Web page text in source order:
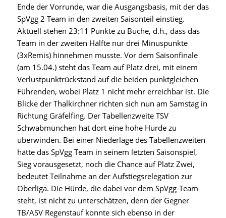
Ende der Vorrunde, war die Ausgangsbasis, mit der das
SpVgg 2 Team in den zweiten Saisonteil einstieg.
Aktuell stehen 23:11 Punkte zu Buche, d.h., dass das
Team in der zweiten Hälfte nur drei Minuspunkte
(3xRemis) hinnehmen musste. Vor dem Saisonfinale
(am 15.04.) steht das Team auf Platz drei, mit einem
Verlustpunktrückstand auf die beiden punktgleichen
Führenden, wobei Platz 1 nicht mehr erreichbar ist. Die
Blicke der Thalkirchner richten sich nun am Samstag in
Richtung Gräfelfing. Der Tabellenzweite TSV
Schwabmünchen hat dort eine hohe Hürde zu
überwinden. Bei einer Niederlage des Tabellenzweiten
hätte das SpVgg Team in seinem letzten Saisonspiel,
Sieg vorausgesetzt, noch die Chance auf Platz Zwei,
bedeutet Teilnahme an der Aufstiegsrelegation zur
Oberliga. Die Hürde, die dabei vor dem SpVgg-Team
steht, ist nicht zu unterschätzen, denn der Gegner
TB/ASV Regenstauf konnte sich ebenso in der